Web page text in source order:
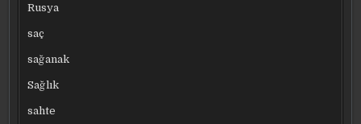
Rusya
saç
sağanak
Sağlık
sahte